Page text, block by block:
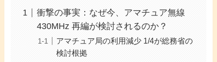
衝撃の事実：なぜ今、アマチュア無線
430MHz 再編が検討されるのか？
アマチュア局の利用減少 1/4が総務省の
検討根拠